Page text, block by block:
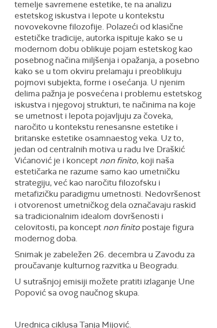
temelje savremene estetike, te na analizu
estetskog iskustva i lepote u kontekstu
novovekovne filozofije. Polazeći od klasične
estetičke tradicije, autorka ispituje kako se u
modernom dobu oblikuje pojam estetskog kao
posebnog načina miljšenja i opažanja, a posebno
kako se u tom okviru prelamaju i preoblikuju
pojmovi subjekta, forme i osećanja. U njenim
delima pažnja je posvećena i problemu estetskog
iskustva i njegovoj strukturi, te načinima na koje
se umetnost i lepota pojavljuju za čoveka,
naročito u kontekstu renesansne estetike i
britanske estetike osamnaestog veka. Uz to,
jedan od centralnih motiva u radu Ive Draškić
Vićanović je i koncept non finito, koji naša
estetičarka ne razume samo kao umetničku
strategiju, već kao naročitu filozofsku i
metafizičku paradigmu umetnosti. Nedovršenost
i otvorenost umetničkog dela označavaju raskid
sa tradicionalnim idealom dovršenosti i
celovitosti, pa koncept non finito postaje figura
modernog doba.
Snimak je zabeležen 26. decembra u Zavodu za
proučavanje kulturnog razvitka u Beogradu.
U sutrašnjoj emisiji možete pratiti izlaganje Une
Popović sa ovog naučnog skupa.
Urednica ciklusa Tanja Mijović.